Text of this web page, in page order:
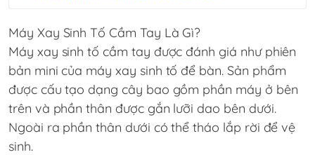
Máy Xay Sinh Tố Cầm Tay Là Gì?
Máy xay sinh tố cầm tay được đánh giá như phiên
bản mini của máy xay sinh tố để bàn. Sản phẩm
được cấu tạo dạng cây bao gồm phần máy ở bên
trên và phần thân được gắn lưỡi dao bên dưới.
Ngoài ra phần thân dưới có thể tháo lắp rời để vệ
sinh.